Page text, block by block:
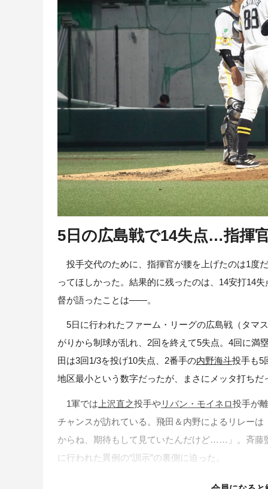
5日の広島戦で14失点…指揮
投手交代のために、指揮官が腰を上げたのは1度
ってほしかった。結果的に残ったのは、14安打14
督が語ったことは――。
5日に行われたファーム・リーグの広島戦（タマ
がりから制球が乱れ、2回を終えて5失点。4回に満
田は3回1/3を投げ10失点、2番手の内野海斗投手も5
地区最小という数字だったが、まさにメッタ打ちだ
1軍では 上沢直之投手やリバン・モイネロ投手が
チャンスが訪れている。飛田＆内野によるリレー
からね、期待もして見ていたんだけど……」。斉藤
に行われた異例の“訓示”の裏側に迫った。